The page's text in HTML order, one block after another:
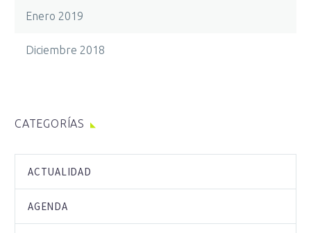
Enero 2019
Diciembre 2018
CATEGORÍAS
ACTUALIDAD
AGENDA